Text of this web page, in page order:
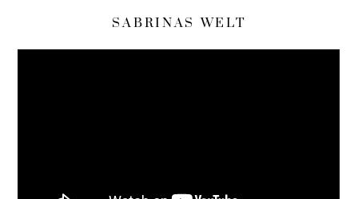
SABRINAS WELT